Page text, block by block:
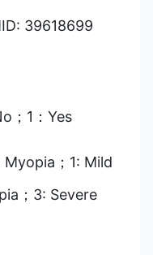
39618699
；1：Yes
Myopia；1: Mild
；3: Severe